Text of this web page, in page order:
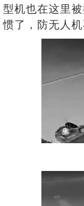
型机也在这里
惯了，防无人机